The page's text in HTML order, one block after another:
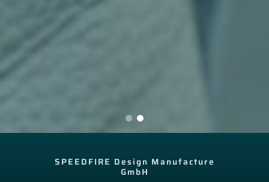
SPEEDFIRE Design Manufacture
GmbH